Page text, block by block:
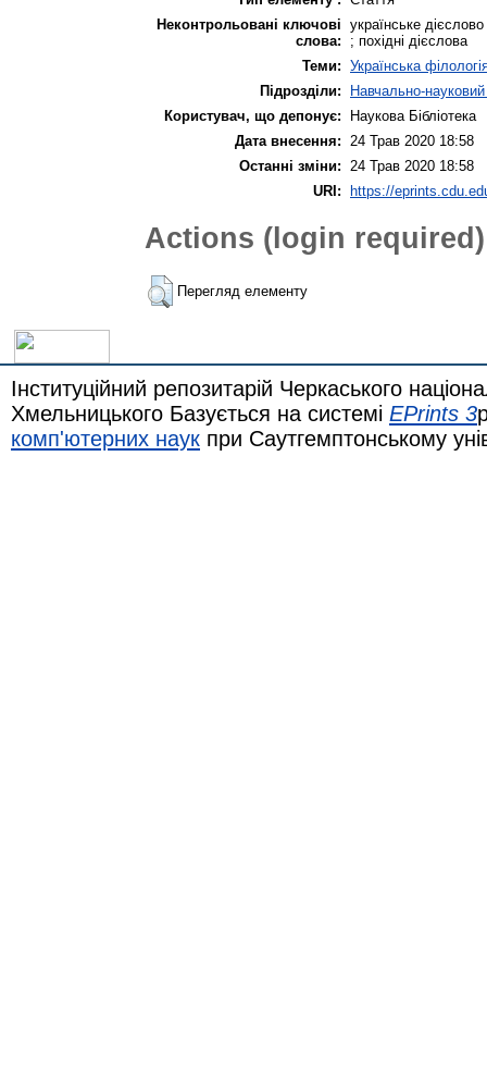
Неконтрольовані ключові
слова:
українське
; похідні дієслова
Теми: Українська
Підрозділи:
Навчально-науковий
Користувач, що депонує:
Наукова Бібліотека
Дата внесення:
24 Трав 2020 18:58
Останні зміни:
24 Трав 2020 18:58
URI: https://
Actions (login required)
Перегляд елементу
Інституційний репозитарій Черкаського
Хмельницького Базується на системі EPrints 3
комп'ютерних наук при Саутгемптонському